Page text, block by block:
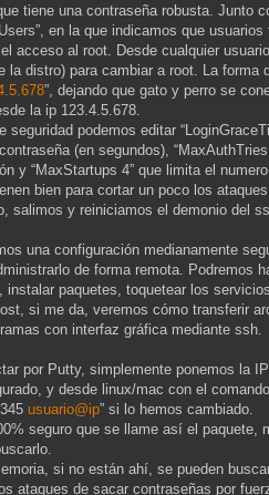
tiene una contraseña robusta. Junto
en la que indicamos que
acceso al root. Desde cualquier
la distro) para cambiar a root. La forma
”, dejando que gato y perro se
la ip 123.4.5.678.
seguridad podemos editar
(en segundos),
y “MaxStartups 4” que limita el
bien para cortar un poco los
salimos y reiniciamos el demonio del
una configuración medianamente
de forma remota. Podremos
instalar paquetes, toquetear los
si me da, veremos cómo transferir
con interfaz gráfica mediante ssh.
por Putty, simplemente ponemos la
y desde linux/mac con el
usuario@ip” si lo hemos cambiado.
seguro que se llame así el paquete,
si no están ahí, se pueden
ataques de sacar contraseñas por